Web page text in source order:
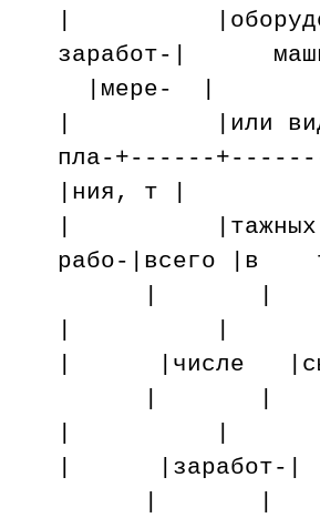
|
заработ-|
|мере- |
| |или
пла-+------
|ния, т |
|
рабо-|всего |в
| |числе
|